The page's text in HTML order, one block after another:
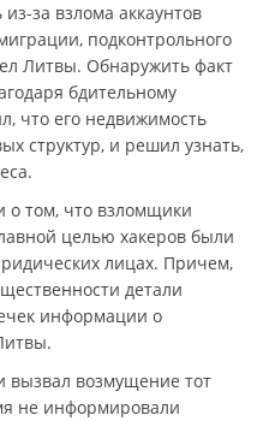
за взлома аккаунтов
подконтрольного
Литвы. Обнаружить факт
бдительному
что его недвижимость
структур, и решил узнать,
о том, что взломщики
целью хакеров были
лицах. Причем,
детали
информации о
вызвал возмущение тот
не информировали